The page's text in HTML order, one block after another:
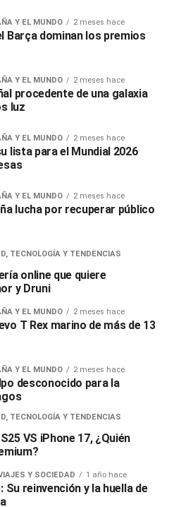
Y EL MUNDO 2 meses hace
Barça dominan los premios
Y EL MUNDO 2 meses hace
procedente de una galaxia
luz
Y EL MUNDO 2 meses hace
lista para el Mundial 2026
Y EL MUNDO 2 meses hace
lucha por recuperar público
TECNOLOGÍA Y TENDENCIAS
online que quiere
y Druni
Y EL MUNDO 2 meses hace
T Rex marino de más de 13
Y EL MUNDO 2 meses hace
desconocido para la
TECNOLOGÍA Y TENDENCIAS
VS iPhone 17, ¿Quién
Y SOCIEDAD 1 año hace
Su reinvención y la huella de